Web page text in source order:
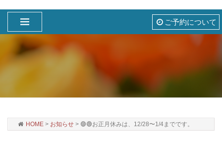
ご予約について
HOME > お知らせ > 🟣🟢お正月休みは、12/28〜1/4までです。